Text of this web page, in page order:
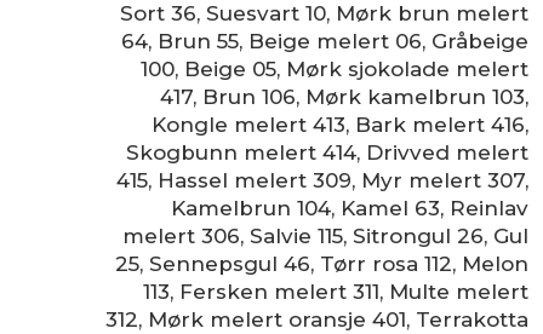
Sort 36, Suesvart 10, Mørk brun melert
64, Brun 55, Beige melert 06, Gråbeige
100, Beige 05, Mørk sjokolade melert
417, Brun 106, Mørk kamelbrun 103,
Kongle melert 413, Bark melert 416,
Skogbunn melert 414, Drivved melert
415, Hassel melert 309, Myr melert 307,
Kamelbrun 104, Kamel 63, Reinlav
melert 306, Salvie 115, Sitrongul 26, Gul
25, Sennepsgul 46, Tørr rosa 112, Melon
113, Fersken melert 311, Multe melert
312, Mørk melert oransje 401, Terrakotta